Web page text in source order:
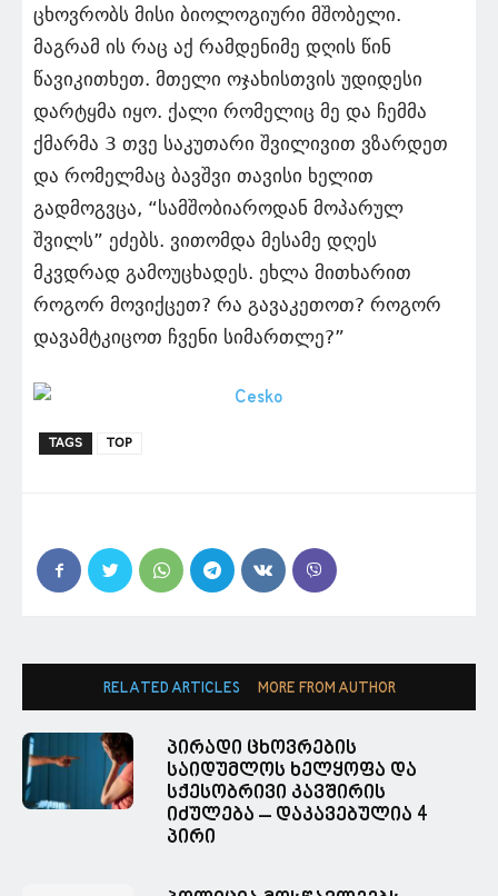
ცხოვრობს მისი ბიოლოგიური მშობელი.
მაგრამ ის რაც აქ რამდენიმე დღის წინ
წავიკითხეთ. მთელი ოჯახისთვის უდიდესი
დარტყმა იყო. ქალი რომელიც მე და ჩემმა
ქმარმა 3 თვე საკუთარი შვილივით ვზარდეთ
და რომელმაც ბავშვი თავისი ხელით
გადმოგვცა, “სამშობიაროდან მოპარულ
შვილს” ეძებს. ვითომდა მესამე დღეს
მკვდრად გამოუცხადეს. ეხლა მითხარით
როგორ მოვიქცეთ? რა გავაკეთოთ? როგორ
დავამტკიცოთ ჩვენი სიმართლე?”
TAGS TOP
RELATED ARTICLES MORE FROM AUTHOR
პირადი ცხოვრების
საიდუმლოს ხელყოფა და
სქესობრივი კავშირის
იძულება – დაკავებულია 4
პირი